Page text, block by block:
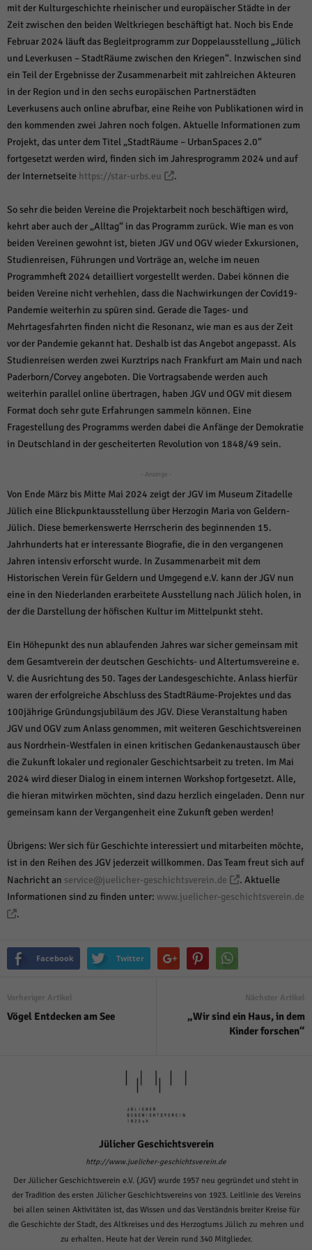
mit der Kulturgeschichte rheinischer und europäischer Städte in der
Zeit zwischen den beiden Weltkriegen beschäftigt hat. Noch bis Ende
Februar 2024 läuft das Begleitprogramm zur Doppelausstellung „Jülich
und Leverkusen – StadtRäume zwischen den Kriegen“. Inzwischen sind
ein Teil der Ergebnisse der Zusammenarbeit mit zahlreichen Akteuren
in der Region und in den sechs europäischen Partnerstädten
Leverkusens auch online abrufbar, eine Reihe von Publikationen wird in
den kommenden zwei Jahren noch folgen. Aktuelle Informationen zum
Projekt, das unter dem Titel „StadtRäume – UrbanSpaces 2.0“
fortgesetzt werden wird, finden sich im Jahresprogramm 2024 und auf
der Internetseite https://star-urbs.eu .
So sehr die beiden Vereine die Projektarbeit noch beschäftigen wird,
kehrt aber auch der „Alltag“ in das Programm zurück. Wie man es von
beiden Vereinen gewohnt ist, bieten JGV und OGV wieder Exkursionen,
Studienreisen, Führungen und Vorträge an, welche im neuen
Programmheft 2024 detailliert vorgestellt werden. Dabei können die
beiden Vereine nicht verhehlen, dass die Nachwirkungen der Covid19-
Pandemie weiterhin zu spüren sind. Gerade die Tages- und
Mehrtagesfahrten finden nicht die Resonanz, wie man es aus der Zeit
vor der Pandemie gekannt hat. Deshalb ist das Angebot angepasst. Als
Studienreisen werden zwei Kurztrips nach Frankfurt am Main und nach
Paderborn/Corvey angeboten. Die Vortragsabende werden auch
weiterhin parallel online übertragen, haben JGV und OGV mit diesem
Format doch sehr gute Erfahrungen sammeln können. Eine
Fragestellung des Programms werden dabei die Anfänge der Demokratie
in Deutschland in der gescheiterten Revolution von 1848/49 sein.
- Anzeige -
Von Ende März bis Mitte Mai 2024 zeigt der JGV im Museum Zitadelle
Jülich eine Blickpunktausstellung über Herzogin Maria von Geldern-
Jülich. Diese bemerkenswerte Herrscherin des beginnenden 15.
Jahrhunderts hat er interessante Biografie, die in den vergangenen
Jahren intensiv erforscht wurde. In Zusammenarbeit mit dem
Historischen Verein für Geldern und Umgegend e.V. kann der JGV nun
eine in den Niederlanden erarbeitete Ausstellung nach Jülich holen, in
der die Darstellung der höfischen Kultur im Mittelpunkt steht.
Ein Höhepunkt des nun ablaufenden Jahres war sicher gemeinsam mit
dem Gesamtverein der deutschen Geschichts- und Altertumsvereine e.
V. die Ausrichtung des 50. Tages der Landesgeschichte. Anlass hierfür
waren der erfolgreiche Abschluss des StadtRäume-Projektes und das
100jährige Gründungsjubiläum des JGV. Diese Veranstaltung haben
JGV und OGV zum Anlass genommen, mit weiteren Geschichtsvereinen
aus Nordrhein-Westfalen in einen kritischen Gedankenaustausch über
die Zukunft lokaler und regionaler Geschichtsarbeit zu treten. Im Mai
2024 wird dieser Dialog in einem internen Workshop fortgesetzt. Alle,
die hieran mitwirken möchten, sind dazu herzlich eingeladen. Denn nur
gemeinsam kann der Vergangenheit eine Zukunft geben werden!
Übrigens: Wer sich für Geschichte interessiert und mitarbeiten möchte,
ist in den Reihen des JGV jederzeit willkommen. Das Team freut sich auf
Nachricht an service@juelicher-geschichtsverein.de
. Aktuelle
Informationen sind zu finden unter: www.juelicher-geschichtsverein.de
.
Facebook Twitter
Vorheriger Artikel
Vögel Entdecken am See
Nächster Artikel
„Wir sind ein Haus, in dem
Kinder forschen“
Jülicher Geschichtsverein
http://www.juelicher-geschichtsverein.de
Der Jülicher Geschichtsverein e.V. (JGV) wurde 1957 neu gegründet und steht in
der Tradition des ersten Jülicher Geschichtsvereins von 1923. Leitlinie des Vereins
bei allen seinen Aktivitäten ist, das Wissen und das Verständnis breiter Kreise für
die Geschichte der Stadt, des Altkreises und des Herzogtums Jülich zu mehren und
zu erhalten. Heute hat der Verein rund 340 Mitglieder.
auswählen.
Alle akzeptieren Speichern und weiter
Datenschutzeinstellungen
Essenziell (1)
Essenzielle Cookies ermöglichen grundlegende Funktionen und sind für die
einwandfreie Funktion der Website erforderlich.
Cookie-Informationen anzeigen
Statistiken (1)
Statistik Cookies erfassen Informationen anonym. Diese Informationen helfen
uns zu verstehen, wie unsere Besucher unsere Website nutzen.
Cookie-Informationen anzeigen
Marketing (1)
Marketing-Cookies werden von Drittanbietern oder Publishern verwendet,
um personalisierte Werbung anzuzeigen. Sie tun dies, indem sie Besucher
über Websites hinweg verfolgen.
Cookie-Informationen anzeigen
Externe Medien (6)
Inhalte von Videoplattformen und Social-Media-Plattformen werden
standardmäßig blockiert. Wenn Cookies von externen Medien akzeptiert
werden, bedarf der Zugriff auf diese Inhalte keiner manuellen Einwilligung
Cookie-Informationen anzeigen